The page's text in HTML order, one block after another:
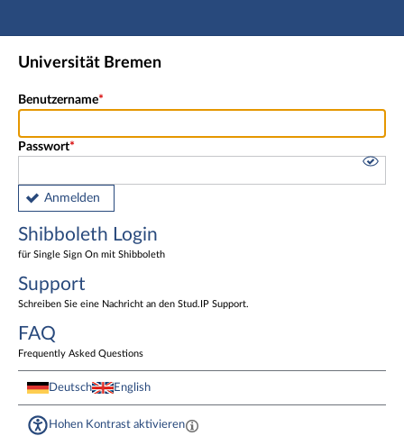
Hauptnavigation
Shibboleth Login
Universität Bremen
Benutzername
Passwort
Anmelden
Shibboleth Login
für Single Sign On mit Shibboleth
Support
Schreiben Sie eine Nachricht an den Stud.IP Support.
FAQ
Frequently Asked Questions
Deutsch English
Hohen Kontrast aktivieren